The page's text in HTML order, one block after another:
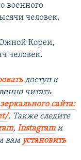
военного
человек.
Кореи,
человек.
доступ к
читать
зеркального сайта:
. Также следите
, Instagramи
вам установить